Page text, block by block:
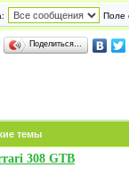
Поле
Поделиться…
темы
308 GTB